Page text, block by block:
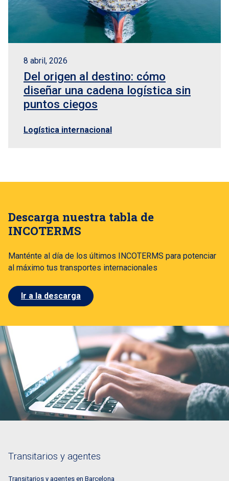
8 abril, 2026
Del origen al destino: cómo
diseñar una cadena logística sin
puntos ciegos
Logística internacional
Descarga nuestra tabla de
INCOTERMS
Manténte al día de los últimos INCOTERMS para potenciar
al máximo tus transportes internacionales
Ir a la descarga
Transitarios y agentes
Transitarios y agentes en Barcelona